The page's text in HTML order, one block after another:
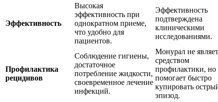
Эффективность
Высокая
эффективность при
однократном приеме,
что удобно для
пациентов.
Эффективность
подтверждена
клиническими
исследованиями.
Профилактика
рецидивов
Соблюдение гигиены,
достаточное
потребление жидкости,
своевременное лечение
инфекций.
Монурал не
средством
профилактики, но
помогает быстро
купировать
эпизод.